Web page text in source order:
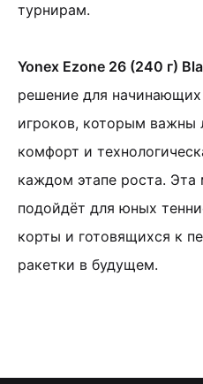
турнирам.
Yonex Ezone 26 (240 г)
решение для
игроков, которым важны
комфорт и
каждом этапе роста. Эта
подойдёт для юных
корты и готовящихся к
ракетки в будущем.